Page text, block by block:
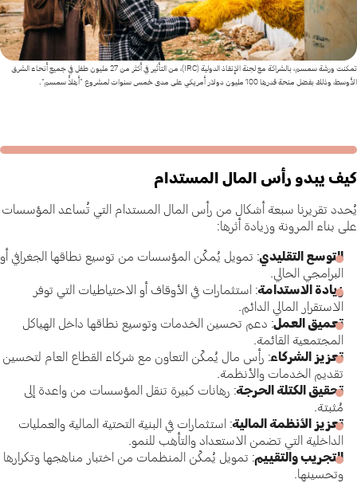
تمكنت ورشة سمسم، بالشراكة مع لجنة الإنقاذ الدولية (IRC)، من التأثير في أكثر من 27 مليون طفل في جميع أنحاء الشرق
الأوسط، وذلك بفضل منحة قدرها 100 مليون دولار أمريكي على مدى خمس سنوات لمشروع "أهلاً سمسم".
كيف يبدو رأس المال المستدام
يُحدد تقريرنا سبعة أشكال من رأس المال المستدام التي تُساعد المؤسسات
على بناء المرونة وزيادة أثرها:
التوسع التقليدي: تمويل يُمكّن المؤسسات من توسيع نطاقها الجغرافي أو
البرامجي الحالي.
زيادة الاستدامة: استثمارات في الأوقاف أو الاحتياطيات التي توفر
الاستقرار المالي الدائم.
تعميق العمل: دعم تحسين الخدمات وتوسيع نطاقها داخل الهياكل
المجتمعية القائمة.
تعزيز الشركاء: رأس مال يُمكّن التعاون مع شركاء القطاع العام لتحسين
تقديم الخدمات والأنظمة.
تحقيق الكتلة الحرجة: رهانات كبيرة تنقل المؤسسات من واعدة إلى
مُثبتة.
تعزيز الأنظمة المالية: استثمارات في البنية التحتية المالية والعمليات
الداخلية التي تضمن الاستعداد والتأهب للنمو.
التجريب والتقييم: تمويل يُمكّن المنظمات من اختبار مناهجها وتكرارها
وتحسينها.